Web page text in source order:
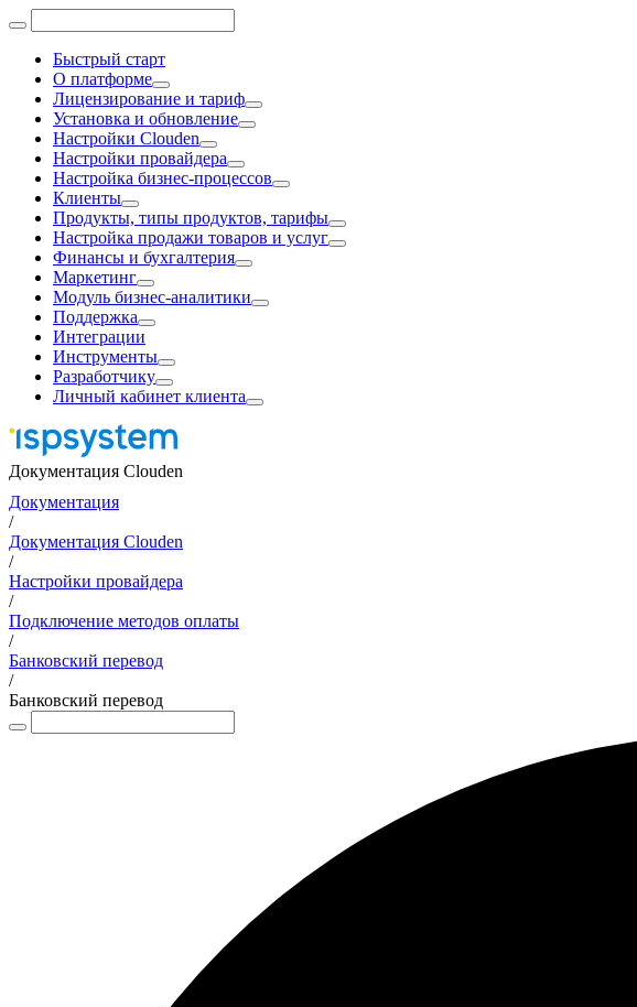
Быстрый старт
О платформе
Лицензирование и тариф
Установка и обновление
Настройки Clouden
Настройки провайдера
Настройка бизнес-процессов
Клиенты
Продукты, типы продуктов, тарифы
Настройка продажи товаров и услуг
Финансы и бухгалтерия
Маркетинг
Модуль бизнес-аналитики
Поддержка
Интеграции
Инструменты
Разработчику
Личный кабинет клиента
Документация Clouden
Документация
/
Документация Clouden
/
Настройки провайдера
/
Подключение методов оплаты
/
Банковский перевод
/
Банковский перевод